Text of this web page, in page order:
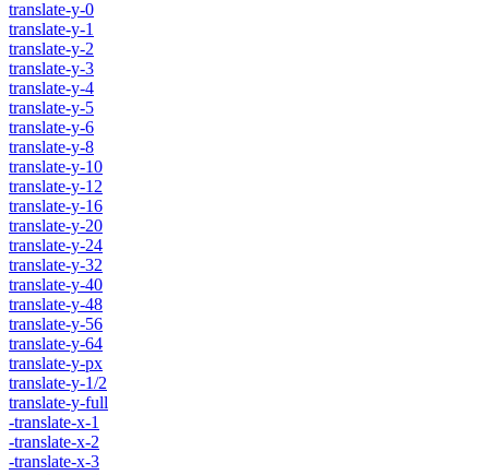
translate-y-0
translate-y-1
translate-y-2
translate-y-3
translate-y-4
translate-y-5
translate-y-6
translate-y-8
translate-y-10
translate-y-12
translate-y-16
translate-y-20
translate-y-24
translate-y-32
translate-y-40
translate-y-48
translate-y-56
translate-y-64
translate-y-px
translate-y-1/2
translate-y-full
-translate-x-1
-translate-x-2
-translate-x-3